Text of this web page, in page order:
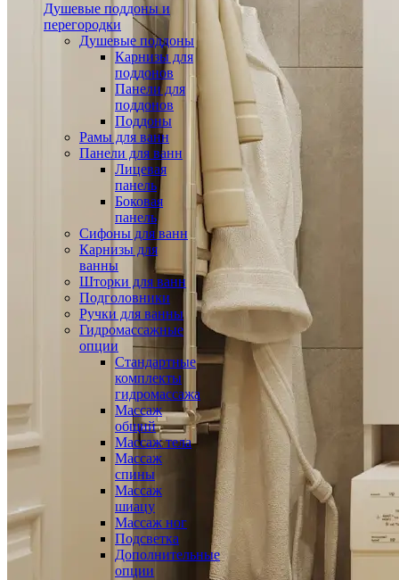
Душевые поддоны и
перегородки
Душевые поддоны
Карнизы для
поддонов
Панели для
поддонов
Поддоны
Рамы для ванн
Панели для ванн
Лицевая
панель
Боковая
панель
Сифоны для ванн
Карнизы для
ванны
Шторки для ванн
Подголовники
Ручки для ванны
Гидромассажные
опции
Стандартные
комплекты
гидромассажа
Массаж
общий
Массаж тела
Массаж
спины
Массаж
шиацу
Массаж ног
Подсветка
Дополнительные
опции